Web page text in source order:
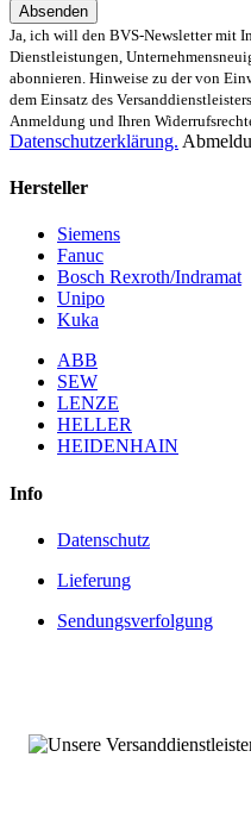
Absenden
Ja, ich will den BVS-Newsletter mit
Dienstleistungen,
abonnieren. Hinweise zu der von
dem Einsatz des
Anmeldung und Ihren
Datenschutzerklärung.
Hersteller
Siemens
Fanuc
Bosch Rexroth/Indramat
Unipo
Kuka
ABB
SEW
LENZE
HELLER
HEIDENHAIN
Info
Datenschutz
Lieferung
Sendungsverfolgung